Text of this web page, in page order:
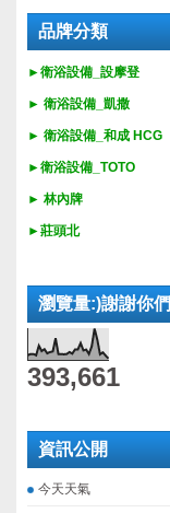
品牌分類
►衛浴設備_設摩登
► 衛浴設備_ 凱撒
► 衛浴設備_ 和成 HCG
►衛浴設備_ TOTO
► 林內牌
►莊頭北
瀏覽量:)謝謝你們
393,661
資訊公開
今天天氣